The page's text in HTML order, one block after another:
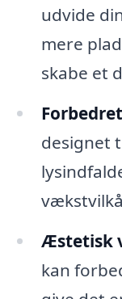
udvide
mere
skabe et
designet
Æstetisk
kan